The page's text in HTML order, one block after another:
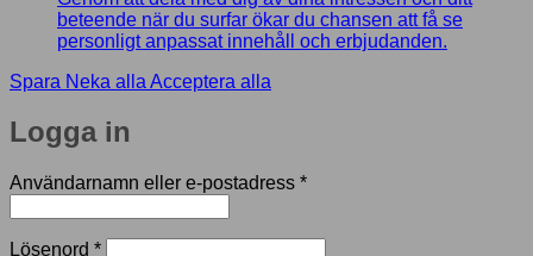
beteende när du surfar ökar du chansen att få se
personligt anpassat innehåll och erbjudanden.
Spara Neka alla Acceptera alla
Logga in
Användarnamn eller e-postadress *Obligatoriskt
Lösenord *Obligatoriskt